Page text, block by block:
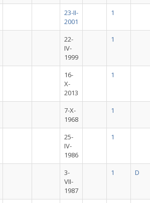
23-II-
2001
1
22-
IV-
1999
1
16-
X-
2013
1
7-X-
1968
1
25-
IV-
1986
1
3-
VII-
1987
1 D